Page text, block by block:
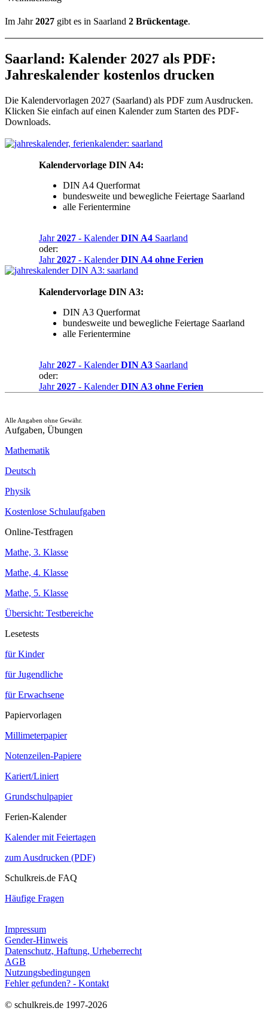
Im Jahr2027 gibt es in Saarland 2 Brückentage.
Saarland: Kalender 2027 als PDF:
Jahreskalender kostenlos drucken
Die Kalendervorlagen 2027 (Saarland) als PDF zum Ausdrucken.
Klicken Sie einfach auf einen Kalender zum Starten des PDF-
Downloads.
Kalendervorlage DIN A4:
DIN A4 Querformat
bundesweite und bewegliche Feiertage Saarland
alle Ferientermine
Jahr2027 - KalenderDIN A4 Saarland
oder:
Jahr2027 - KalenderDIN A4 ohne Ferien
Kalendervorlage DIN A3:
DIN A3 Querformat
bundesweite und bewegliche Feiertage Saarland
alle Ferientermine
Jahr2027 - KalenderDIN A3 Saarland
oder:
Jahr2027 - KalenderDIN A3 ohne Ferien
Alle Angaben ohne Gewähr.
Aufgaben, Übungen
Mathematik
Deutsch
Physik
Kostenlose Schulaufgaben
Online-Testfragen
Mathe, 3. Klasse
Mathe, 4. Klasse
Mathe, 5. Klasse
Übersicht: Testbereiche
Lesetests
für Kinder
für Jugendliche
für Erwachsene
Papiervorlagen
Millimeterpapier
Notenzeilen-Papiere
Kariert/Liniert
Grundschulpapier
Ferien-Kalender
Kalender mit Feiertagen
zum Ausdrucken (PDF)
Schulkreis.de FAQ
Häufige Fragen
Impressum
Gender-Hinweis
Datenschutz, Haftung, Urheberrecht
AGB
Nutzungsbedingungen
Fehler gefunden? - Kontakt
© schulkreis.de 1997-2026